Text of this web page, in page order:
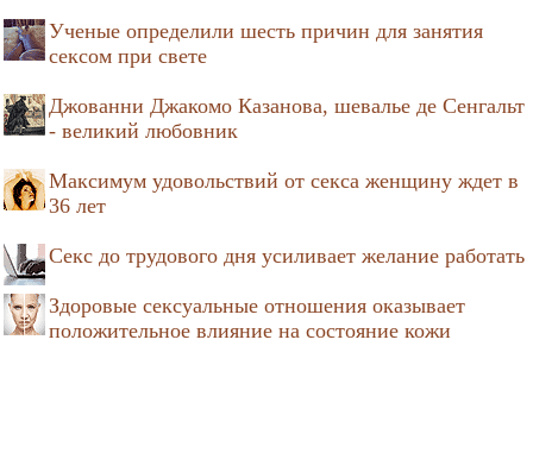
Ученые определили шесть причин для занятия
сексом при свете
Джованни Джакомо Казанова, шевалье де Сенгальт
- великий любовник
Максимум удовольствий от секса женщину ждет в
36 лет
Секс до трудового дня усиливает желание работать
Здоровые сексуальные отношения оказывает
положительное влияние на состояние кожи